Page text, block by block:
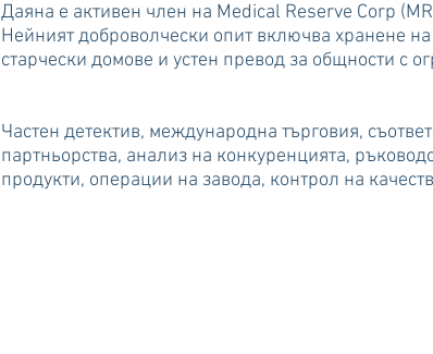
Даяна е активен член на Medical Reserve Corp
Нейният доброволчески опит включва хранене
старчески домове и устен превод за общности с
Частен детектив, международна търговия,
партньорства, анализ на конкуренцията,
продукти, операции на завода, контрол на